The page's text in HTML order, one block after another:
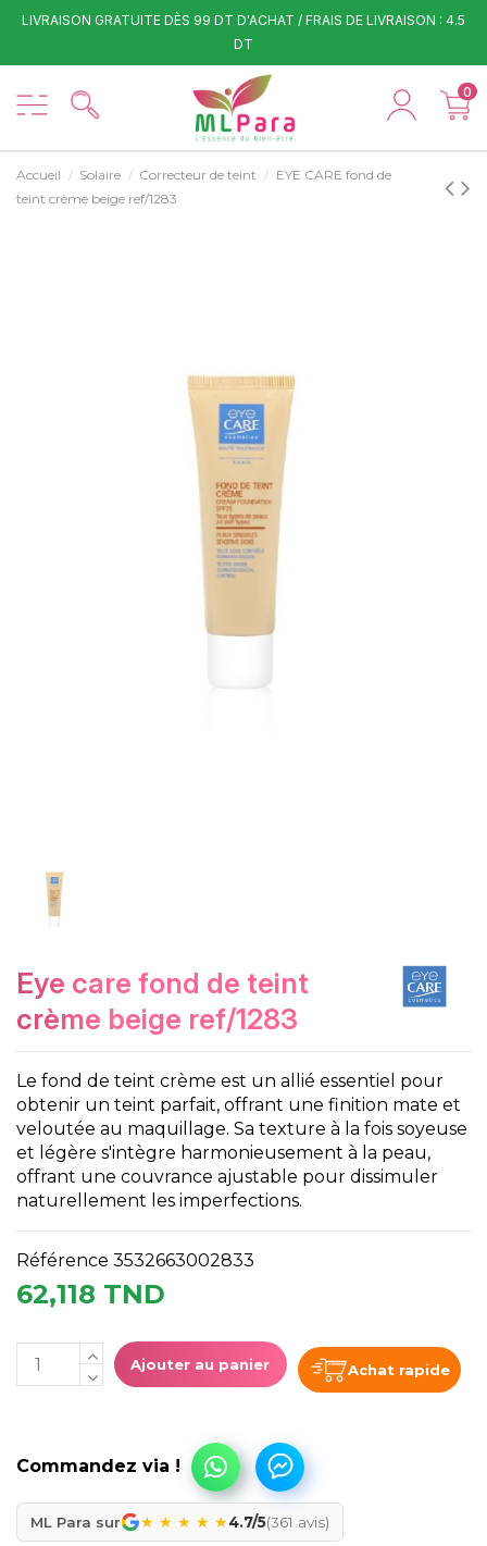
LIVRAISON GRATUITE DÈS 99 DT D'ACHAT / FRAIS DE LIVRAISON : 4.5
DT
0
Accueil Solaire Correcteur de teint
EYE CARE fond de
teint crème beige ref/1283
eye care fond de teint
crème beige ref/1283
Le fond de teint crème est un allié essentiel pour
obtenir un teint parfait, offrant une finition mate et
veloutée au maquillage. Sa texture à la fois soyeuse
et légère s'intègre harmonieusement à la peau,
offrant une couvrance ajustable pour dissimuler
naturellement les imperfections.
Référence 3532663002833
62,118 TND
Ajouter au panier Achat rapide
ML Para sur ★ ★ ★ ★ ★4.7/5(361 avis)